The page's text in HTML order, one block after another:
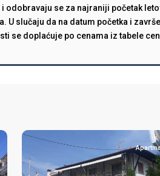
odobravaju se za najraniji početak
U slučaju da na datum početka i
se doplaćuje po cenama iz tabele